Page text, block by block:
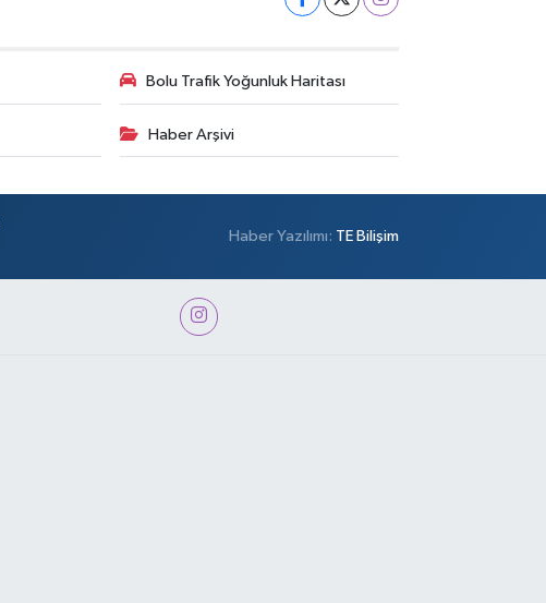
Bolu Trafik Yoğunluk Haritası
Haber Arşivi
Haber Yazılımı: TE Bilişim